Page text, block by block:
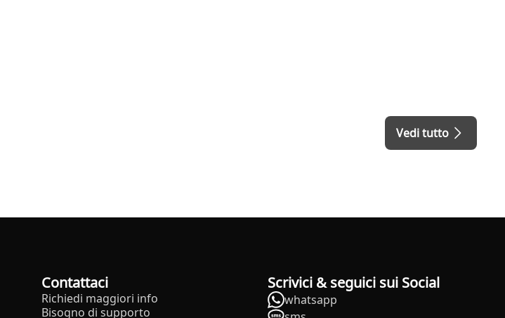
Vedi tutto
Contattaci
Richiedi maggiori info
Bisogno di supporto
Scrivici & seguici sui Social
whatsapp